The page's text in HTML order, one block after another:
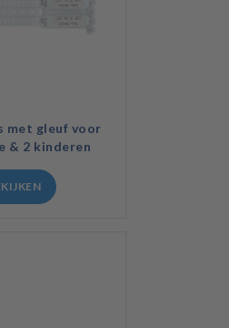
met gleuf voor
& 2 kinderen